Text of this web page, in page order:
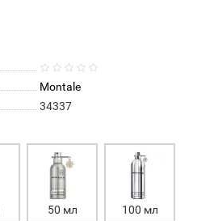
Montale
34337
50 мл 100 мл